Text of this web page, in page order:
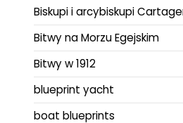
Biskupi i arcybiskupi
Bitwy na Morzu Egejskim
Bitwy w 1912
blueprint yacht
boat blueprints